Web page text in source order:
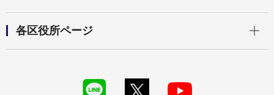
各区役所ページ